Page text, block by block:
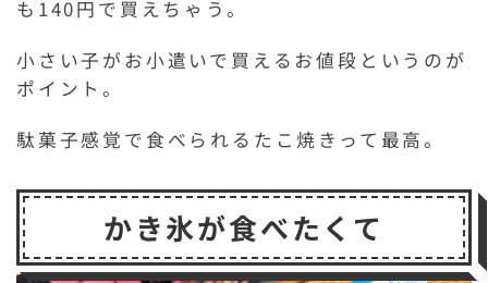
も140円で買えちゃう。
小さい子がお小遣いで買えるお値段というのが
ポイント。
駄菓子感覚で食べられるたこ焼きって最高。
かき氷が食べたくて